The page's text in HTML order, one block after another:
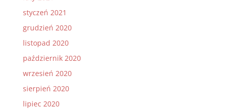
styczeń 2021
grudzień 2020
listopad 2020
październik 2020
wrzesień 2020
sierpień 2020
lipiec 2020